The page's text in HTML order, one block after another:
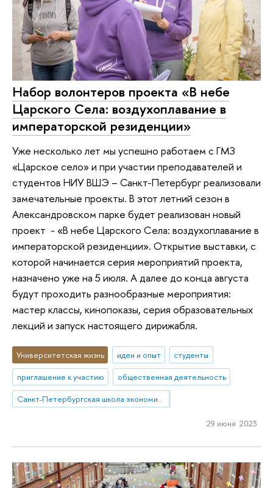
Набор волонтеров проекта «В небе
Царского Села: воздухоплавание в
императорской резиденции»
Уже несколько лет мы успешно работаем с ГМЗ
«Царское село» и при участии преподавателей и
студентов НИУ ВШЭ – Санкт-Петербург реализовали
замечательные проекты. В этот летний сезон в
Александровском парке будет реализован новый
проект - «В небе Царского Села: воздухоплавание в
императорской резиденции». Открытие выставки, с
которой начинается серия мероприятий проекта,
назначено уже на 5 июля. А далее до конца августа
будут проходить разнообразные мероприятия:
мастер классы, кинопоказы, серия образовательных
лекций и запуск настоящего дирижабля.
Университетская жизнь идеи и опыт
студенты
приглашение к участию
общественная деятельность
Санкт-Петербургская школа экономики и менеджмента
29 июня 2023